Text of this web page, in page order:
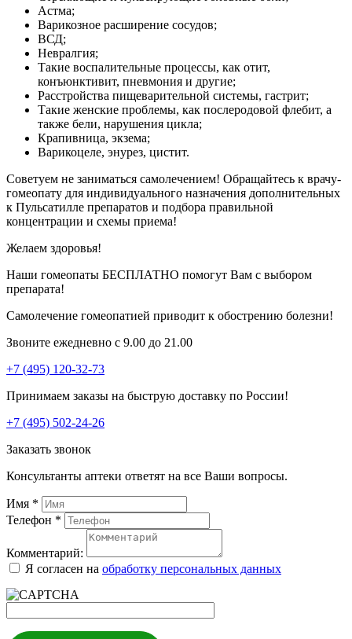
Астма;
Варикозное расширение сосудов;
ВСД;
Невралгия;
Такие воспалительные процессы, как отит,
конъюнктивит, пневмония и другие;
Расстройства пищеварительной системы, гастрит;
Такие женские проблемы, как послеродовой флебит, а
также бели, нарушения цикла;
Крапивница, экзема;
Варикоцеле, энурез, цистит.
Советуем не заниматься самолечением! Обращайтесь к врачу-
гомеопату для индивидуального назначения дополнительных
к Пульсатилле препаратов и подбора правильной
концентрации и схемы приема!
Желаем здоровья!
Наши гомеопаты БЕСПЛАТНО помогут Вам с выбором
препарата!
Самолечение гомеопатией приводит к обострению болезни!
Звоните ежедневно с 9.00 до 21.00
+7 (495) 120-32-73
Принимаем заказы на быструю доставку по России!
+7 (495) 502-24-26
Заказать звонок
Консультанты аптеки ответят на все Ваши вопросы.
Имя *
Телефон *
Комментарий:
Я согласен на обработку персональных данных